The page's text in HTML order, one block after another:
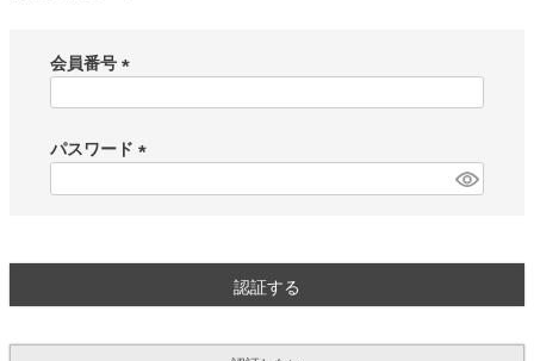
会員番号
須
)
パスワード
認証する